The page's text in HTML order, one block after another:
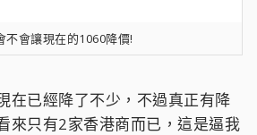
不會讓現在的1060降價!
在已經降了不少，不過真正有降
來只有2家香港商而已，這是逼我